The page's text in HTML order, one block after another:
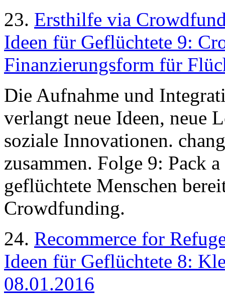
23. Ersthilfe via
Ideen für Geflüchtete 9:
Finanzierungsform für
Die Aufnahme und
verlangt neue Ideen, neue
soziale Innovationen.
zusammen. Folge 9: Pack
geflüchtete Menschen
Crowdfunding.
24. Recommerce for
Ideen für Geflüchtete 8:
08.01.2016